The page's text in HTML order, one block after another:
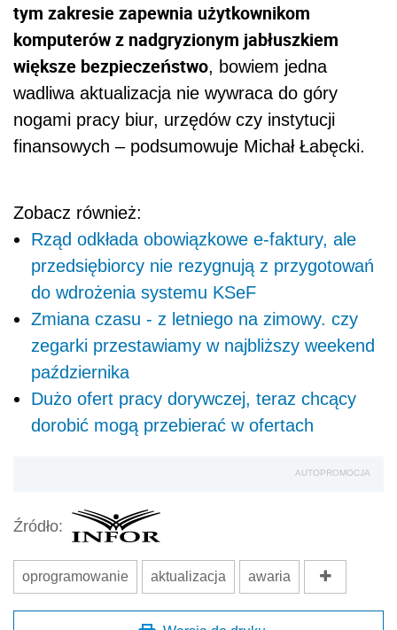
tym zakresie zapewnia użytkownikom
komputerów z nadgryzionym jabłuszkiem
większe bezpieczeństwo, bowiem jedna
wadliwa aktualizacja nie wywraca do góry
nogami pracy biur, urzędów czy instytucji
finansowych – podsumowuje Michał Łabęcki.
Zobacz również:
Rząd odkłada obowiązkowe e-faktury, ale
przedsiębiorcy nie rezygnują z przygotowań
do wdrożenia systemu KSeF
Zmiana czasu - z letniego na zimowy. czy
zegarki przestawiamy w najbliższy weekend
października
Dużo ofert pracy dorywczej, teraz chcący
dorobić mogą przebierać w ofertach
AUTOPROMOCJA
Źródło:
oprogramowanie aktualizacja awaria